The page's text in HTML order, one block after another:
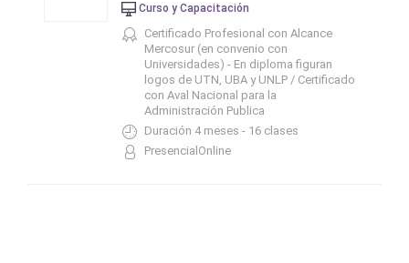
Curso y Capacitación
Certificado Profesional con Alcance
Mercosur (en convenio con
Universidades) - En diploma figuran
logos de UTN, UBA y UNLP / Certificado
con Aval Nacional para la
Administración Publica
Duración 4 meses - 16 clases
PresencialOnline